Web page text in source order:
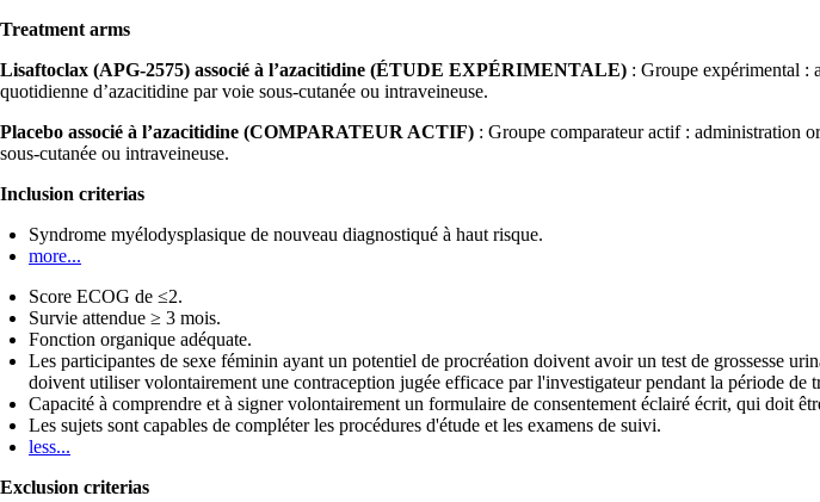
Treatment arms
Lisaftoclax (APG-2575) associé à l’azacitidine (ÉTUDE EXPÉRIMENTALE) : Groupe expérimental :
quotidienne d’azacitidine par voie sous-cutanée ou intraveineuse.
Placebo associé à l’azacitidine (COMPARATEUR ACTIF) : Groupe comparateur actif : administration
sous-cutanée ou intraveineuse.
Inclusion criterias
Syndrome myélodysplasique de nouveau diagnostiqué à haut risque.
more...
Score ECOG de ≤2.
Survie attendue ≥ 3 mois.
Fonction organique adéquate.
Les participantes de sexe féminin ayant un potentiel de procréation doivent avoir un test de grossesse
doivent utiliser volontairement une contraception jugée efficace par l'investigateur pendant la période de
Capacité à comprendre et à signer volontairement un formulaire de consentement éclairé écrit, qui doit
Les sujets sont capables de compléter les procédures d'étude et les examens de suivi.
less...
Exclusion criterias